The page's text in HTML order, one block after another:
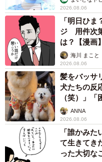
タカラトミーさんからの「あり
チャ／提供：Nunoさん）
現在の息子くんの将来の
ミー 奥田さんの言葉通り
って「プラレール」は、
2026.08.06
「明日ひ
ジ 用件次
は？【漫画】
海川 まこと
2026.08.06
髪をバッサ
犬たちの反
（笑）」「
ANNA
2026.08.06
「誰かみ
て生きてき
った大切な